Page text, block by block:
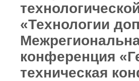
«Технологии
конференция
техническая